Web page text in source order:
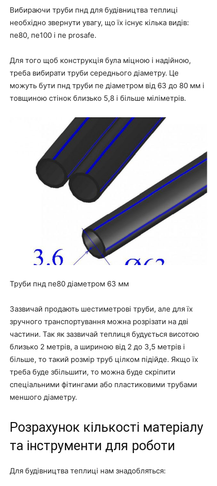
Вибираючи труби пнд для будівництва теплиці
необхідно звернути увагу, що їх існує кілька видів:
пе80, пе100 і пе prosafe.
Для того щоб конструкція була міцною і надійною,
треба вибирати труби середнього діаметру. Це
можуть бути пнд труби пе діаметром від 63 до 80 мм і
товщиною стінок близько 5,8 і більше міліметрів.
Труби пнд пе80 діаметром 63 мм
Зазвичай продають шестиметрові труби, але для їх
зручного транспортування можна розрізати на дві
частини. Так як зазвичай теплиця будується висотою
близько 2 метрів, а шириною від 2 до 3,5 метрів і
більше, то такий розмір труб цілком підійде. Якщо їх
треба буде збільшити, то можна буде скріпити
спеціальними фітингами або пластиковими трубами
меншого діаметру.
Розрахунок кількості матеріалу
та інструменти для роботи
Для будівництва теплиці нам знадобляться: